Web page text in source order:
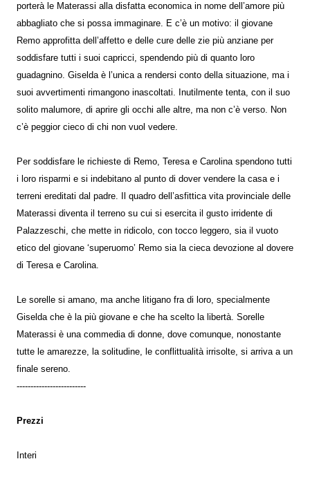
porterà le Materassi alla disfatta economica in nome dell’amore più
abbagliato che si possa immaginare. E c’è un motivo: il giovane
Remo approfitta dell’affetto e delle cure delle zie più anziane per
soddisfare tutti i suoi capricci, spendendo più di quanto loro
guadagnino. Giselda è l’unica a rendersi conto della situazione, ma i
suoi avvertimenti rimangono inascoltati. Inutilmente tenta, con il suo
solito malumore, di aprire gli occhi alle altre, ma non c’è verso. Non
c’è peggior cieco di chi non vuol vedere.
Per soddisfare le richieste di Remo, Teresa e Carolina spendono tutti
i loro risparmi e si indebitano al punto di dover vendere la casa e i
terreni ereditati dal padre. Il quadro dell’asfittica vita provinciale delle
Materassi diventa il terreno su cui si esercita il gusto irridente di
Palazzeschi, che mette in ridicolo, con tocco leggero, sia il vuoto
etico del giovane ‘superuomo’ Remo sia la cieca devozione al dovere
di Teresa e Carolina.
Le sorelle si amano, ma anche litigano fra di loro, specialmente
Giselda che è la più giovane e che ha scelto la libertà. Sorelle
Materassi è una commedia di donne, dove comunque, nonostante
tutte le amarezze, la solitudine, le conflittualità irrisolte, si arriva a un
finale sereno.
-------------------------
Prezzi
Interi